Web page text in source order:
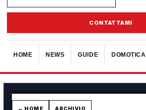
CONTATTAMI
HOME NEWS GUIDE DOMOTICA
← HOME ARCHIVIO